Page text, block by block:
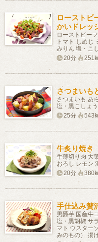
ローストビ
かいドレッ
ローストビー
トマト しめじ
みりん 塩・こ
20分
さつまいも
さつまいも あ
塩・黒こしょ
25分
牛炙り焼き
牛薄切り肉 大
おろし レモン
20分
手仕込み贅
男爵芋 国産牛
塩・黒胡椒 サ
マト ウスター
みのもの） 揚